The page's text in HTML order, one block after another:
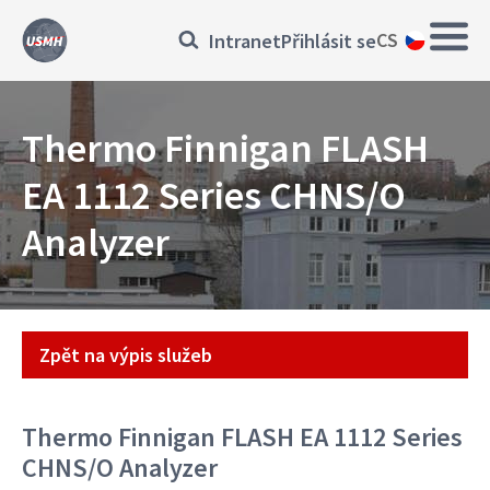
Přejít
Main
Přihlásit
se
IntranetPřihlásit seCS
Thermo Finnigan FLASH
EA 1112 Series CHNS/O
Analyzer
Přístroj
Zpět na výpis služeb
Thermo Finnigan FLASH EA 1112 Series
CHNS/O Analyzer